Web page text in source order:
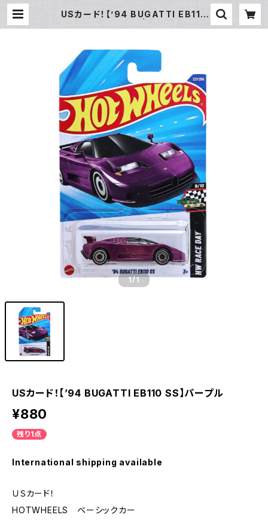
USカード！【’94 BUGATTI EB110
1/1
USカード！【’94 BUGATTI EB110 SS】パープル
¥880
残り1点
International shipping available
ＵＳカード！
HOTWHEELS ベーシックカー